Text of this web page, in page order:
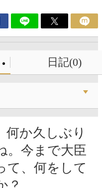
日記(0)
何か久しぶり
。今まで大臣
て、何をして